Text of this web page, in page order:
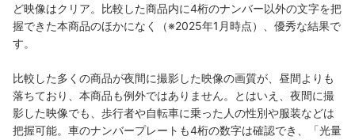
ど映像はクリア。比較した商品内に4桁のナンバー以外の文字を把
握できた本商品のほかになく
（※2025年1月時点）、優秀な結果で
す。
比較した多くの商品が夜間に撮影した映像の画質が、昼間よりも
落ちており、本商品も例外ではありません。とはいえ、夜間に撮
影した映像でも、歩行者や自転車に乗った人の性別や服装などは
把握可能。車のナンバープレートも4桁の数字は確認でき、「光量